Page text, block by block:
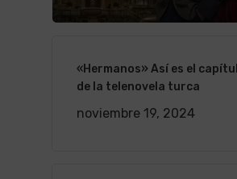
«Hermanos» Así es el
de la telenovela turca
noviembre 19, 2024